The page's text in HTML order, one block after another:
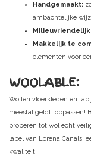
Handgemaakt:
ambachtelijke
Makkelijk te
elementen voor
WOOLABLE:
Wollen vloerkleden en
meestal geldt: oppassen!
proberen tot wol echt
label van Lorena Canals,
kwaliteit!